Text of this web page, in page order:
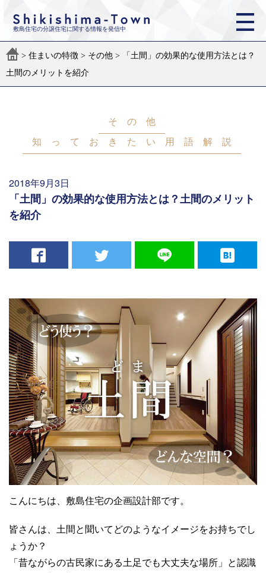
敷島住宅の分譲住宅に関する情報を発信中
> 住まいの特徴 > その他 >
「土間」の効果的な使用方法とは？
土間のメリットを紹介
その他
知っておきたい用語解説
2018年9月3日
「土間」の効果的な使用方法とは？土間のメリット
を紹介
こんにちは、敷島住宅の企画設計部です。
皆さんは、土間と聞いてどのようなイメージをお持ちでし
ょうか？
「昔ながらの古民家にある土足でも大丈夫な場所」と認識